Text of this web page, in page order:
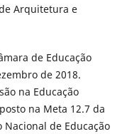
Arquitetura e
de Educação
de 2018.
na Educação
na Meta 12.7 da
Nacional de Educação